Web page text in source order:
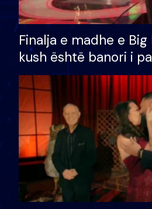
Finalja e madhe e
kush është banori i
shtëpinë dhe humb
të fituar çmimin e